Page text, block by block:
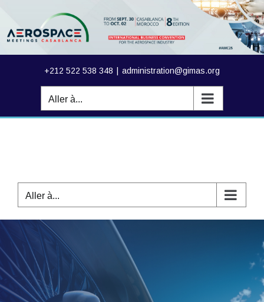
+212 522 538 348 administration@gimas.org
Aller à...
Aller à...